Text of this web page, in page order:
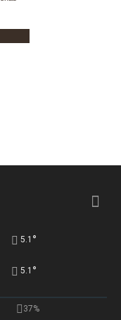
5.1 °
5.1 °
37%